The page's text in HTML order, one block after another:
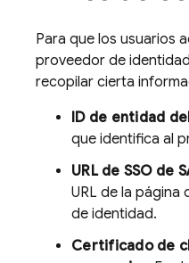
Para que los usuarios
proveedor de
recopilar cierta
ID de entidad
que identifica al
URL de SSO de
URL de la
de identidad.
Certificado de